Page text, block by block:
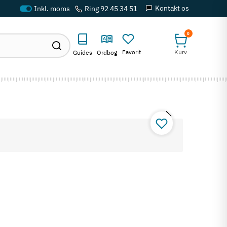
Ring 92 45 34 51 Kontakt os
Guides Ordbog Favorit
0
Kurv